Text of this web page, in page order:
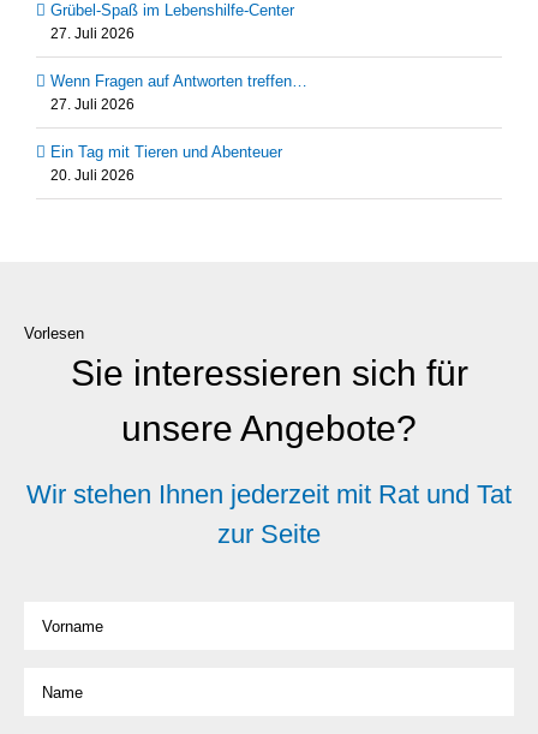
Grübel-Spaß im Lebenshilfe-Center
27. Juli 2026
Wenn Fragen auf Antworten treffen…
27. Juli 2026
Ein Tag mit Tieren und Abenteuer
20. Juli 2026
Vorlesen
Sie interessieren sich für
unsere Angebote?
Wir stehen Ihnen jederzeit mit Rat und Tat
zur Seite